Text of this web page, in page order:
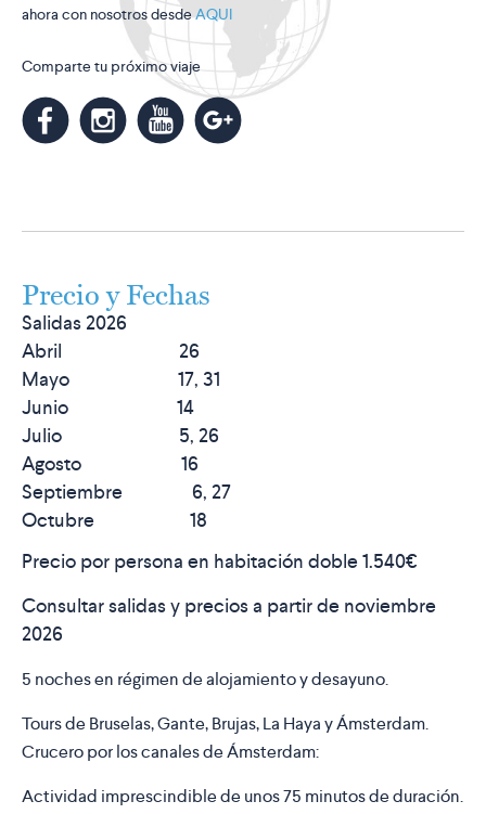
ahora con nosotros desdeAQUI
Comparte tu próximo viaje
mknl
Precio y Fechas
Salidas 2026
Abril 26
Mayo 17, 31
Junio 14
Julio 5, 26
Agosto 16
Septiembre 6, 27
Octubre 18
Precio por persona en habitación doble1.540€
Consultar salidas y precios a partir de noviembre
2026
5 noches en régimen de alojamiento y desayuno.
Tours de Bruselas, Gante, Brujas, La Haya y Ámsterdam.
Crucero por los canales de Ámsterdam:
Actividad imprescindible de unos 75 minutos de duración.